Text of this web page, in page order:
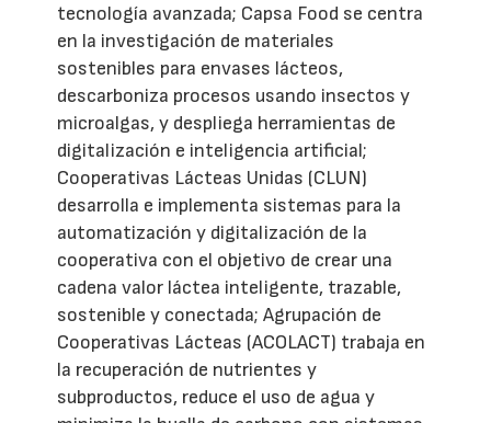
tecnología avanzada; Capsa Food se centra
en la investigación de materiales
sostenibles para envases lácteos,
descarboniza procesos usando insectos y
microalgas, y despliega herramientas de
digitalización e inteligencia artificial;
Cooperativas Lácteas Unidas (CLUN)
desarrolla e implementa sistemas para la
automatización y digitalización de la
cooperativa con el objetivo de crear una
cadena valor láctea inteligente, trazable,
sostenible y conectada; Agrupación de
Cooperativas Lácteas (ACOLACT) trabaja en
la recuperación de nutrientes y
subproductos, reduce el uso de agua y